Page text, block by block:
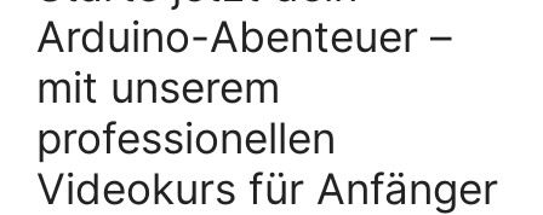
Arduino-Abenteuer –
mit unserem
professionellen
Videokurs für Anfänger